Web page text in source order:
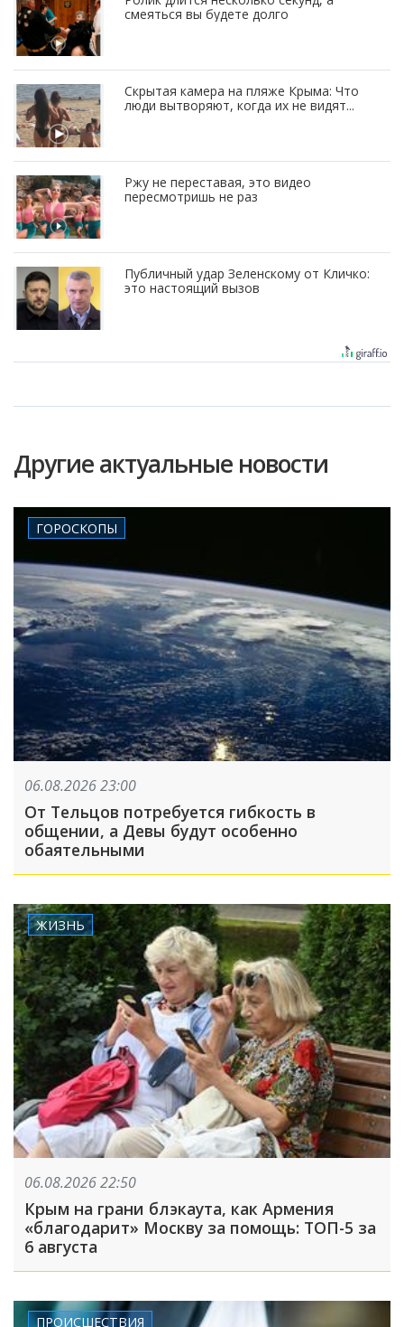
смеяться вы будете долго
Скрытая камера на пляже Крыма: Что
люди вытворяют, когда их не видят...
Ржу не переставая, это видео
пересмотришь не раз
Публичный удар Зеленскому от Кличко:
это настоящий вызов
Другие актуальные новости
ГОРОСКОПЫ
06.08.2026 23:00
От Тельцов потребуется гибкость в
общении, а Девы будут особенно
обаятельными
ЖИЗНЬ
06.08.2026 22:50
Крым на грани блэкаута, как Армения
«благодарит» Москву за помощь: ТОП-5 за
6 августа
ПРОИСШЕСТВИЯ